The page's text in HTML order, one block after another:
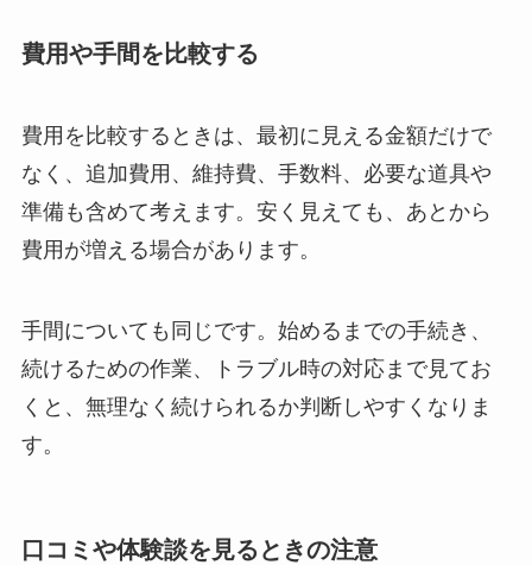
費用や手間を比較する
費用を比較するときは、最初に見える金額だけで
なく、追加費用、維持費、手数料、必要な道具や
準備も含めて考えます。安く見えても、あとから
費用が増える場合があります。
手間についても同じです。始めるまでの手続き、
続けるための作業、トラブル時の対応まで見てお
くと、無理なく続けられるか判断しやすくなりま
す。
口コミや体験談を見るときの注意